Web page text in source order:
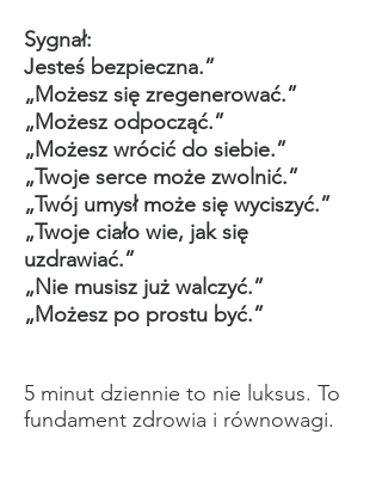
Sygnał:
Jesteś bezpieczna.”
„Możesz się zregenerować.”
„Możesz odpocząć.”
„Możesz wrócić do siebie.”
„Twoje serce może zwolnić.”
„Twój umysł może się wyciszyć.”
„Twoje ciało wie, jak się
uzdrawiać.”
„Nie musisz już walczyć.”
„Możesz po prostu być.”
5 minut dziennie to nie luksus. To
fundament zdrowia i równowagi.